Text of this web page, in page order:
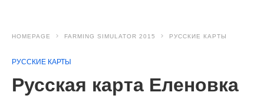
HOMEPAGE FARMING SIMULATOR 2015 РУССКИЕ КАРТЫ
РУССКИЕ КАРТЫ
Русская карта Еленовка